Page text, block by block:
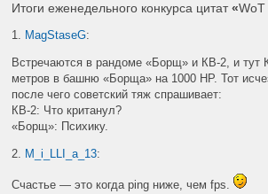
Итоги еженедельного конкурса цитат«WoT
1. MagStaseG:
Встречаются в рандоме «Борщ» и КВ-2, и тут
метров в башню «Борща» на 1000 HP. Тот
после чего советский тяж спрашивает:
КВ-2: Что кританул?
«Борщ»: Психику.
2. M_i_LLI_a_13:
Счастье — это когдаping ниже, чемfps.